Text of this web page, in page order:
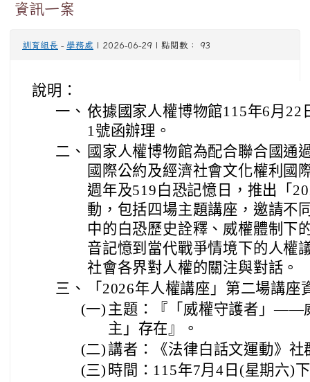
資訊一案
訓育組長 - 學務處 | 2026-06-29 | 點閱數： 93
說明：
一、 依據國家人權博物館115年6月22
1號函辦理。
二、 國家人權博物館為配合聯合國通
國際公約及經濟社會文化權利國
週年及519白恐記憶日，推出「
動，包括四場主題講座，邀請不
中的白恐歷史詮釋、威權體制下
音記憶到當代戰爭情境下的人權
社會各界對人權的關注與對話。
三、
「2026年人權講座」第二場講座
(一) 主題：『「威權守護者」——
主」存在』。
(二)講者：《法律白話文運動》社
(三) 時間：115年7月4日(星期六)